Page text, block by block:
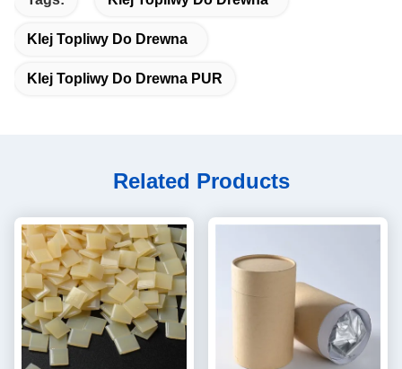
Klej Topliwy Do Drewna
Klej Topliwy Do Drewna PUR
Related Products